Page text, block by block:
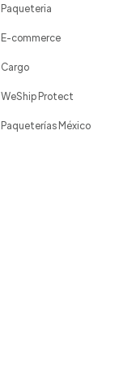
Paqueteria
E-commerce
Cargo
WeShip Protect
Paqueterías México